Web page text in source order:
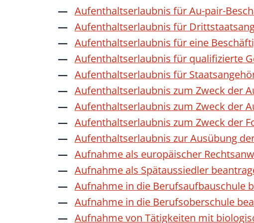
Aufenthaltserlaubnis für Au-pair-
Aufenthaltserlaubnis für
Aufenthaltserlaubnis für eine
Aufenthaltserlaubnis für qualifizierte
Aufenthaltserlaubnis für
Aufenthaltserlaubnis zum Zweck der
Aufenthaltserlaubnis zum Zweck der
Aufenthaltserlaubnis zum Zweck der
Aufenthaltserlaubnis zur Ausübung
Aufnahme als europäischer
Aufnahme als Spätaussiedler
Aufnahme in die Berufsaufbauschule
Aufnahme in die Berufsoberschule
Aufnahme von Tätigkeiten mit